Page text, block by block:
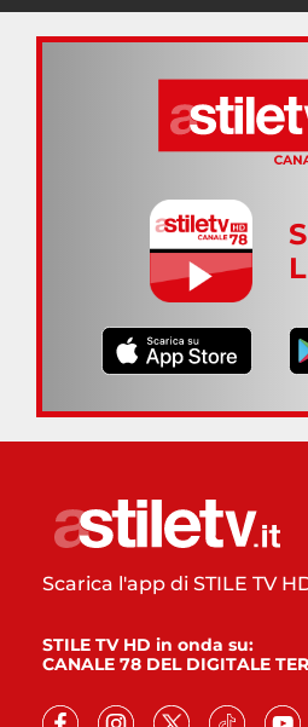
Scarica l'app di STILE TV
STILE TV HD in onda su:
CANALE 78 DEL DIGITALE